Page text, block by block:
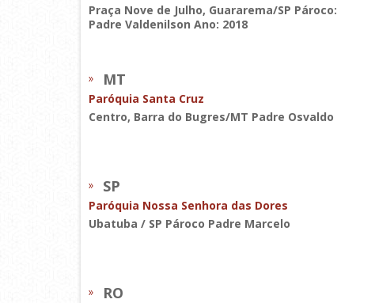
Praça Nove de Julho, Guararema/SP Pároco:
Padre Valdenilson Ano: 2018
MT
Paróquia Santa Cruz
Centro, Barra do Bugres/MT Padre Osvaldo
SP
Paróquia Nossa Senhora das Dores
Ubatuba / SP Pároco Padre Marcelo
RO